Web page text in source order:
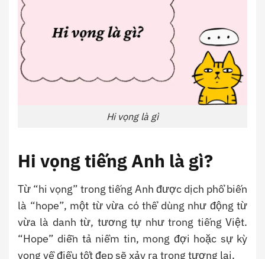
Hi vọng là gì
Hi vọng tiếng Anh là gì?
Từ “hi vọng” trong tiếng Anh được dịch phổ biến
là “hope”, một từ vừa có thể dùng như động từ
vừa là danh từ, tương tự như trong tiếng Việt.
“Hope” diễn tả niềm tin, mong đợi hoặc sự kỳ
vọng về điều tốt đẹp sẽ xảy ra trong tương lai.